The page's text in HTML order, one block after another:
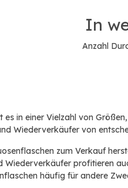
In
Anzahl
es in einer Vielzahl von
Wiederverkäufer von
zum Verkauf
Wiederverkäufer profitieren
häufig für andere